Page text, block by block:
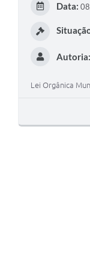
Data:
Autoria:
Lei Orgânica